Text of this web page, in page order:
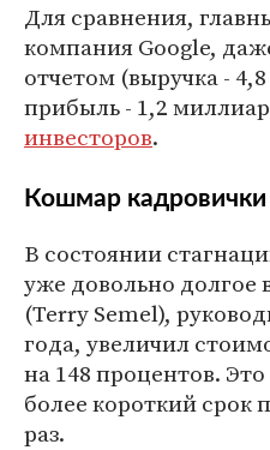
Для сравнения,
компания Google,
отчетом (выручка -
прибыль - 1,2
инвесторов.
Кошмар кадровички
В состоянии
уже довольно долгое
(Terry Semel),
года, увеличил
на 148 процентов.
более короткий срок
раз.